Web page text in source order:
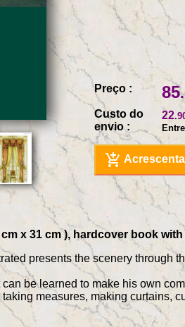
Preço : 85
Custo do
envio :
22
add_shopping_cart
x 31 cm ), hardcover book
presents the scenery through
be learned to make his own
measures, making curtains,